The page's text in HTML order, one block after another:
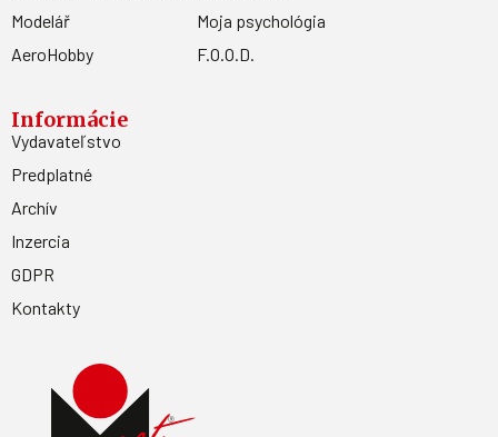
Modelář
AeroHobby
Moja psychológia
F.O.O.D.
Informácie
Vydavateľstvo
Predplatné
Archív
Inzercia
GDPR
Kontakty